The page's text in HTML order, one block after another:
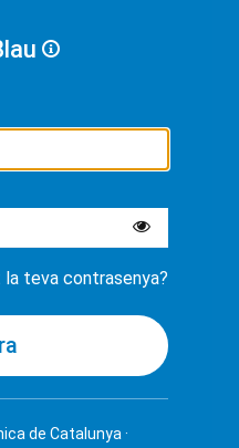
la teva contrasenya?
de Catalunya ·